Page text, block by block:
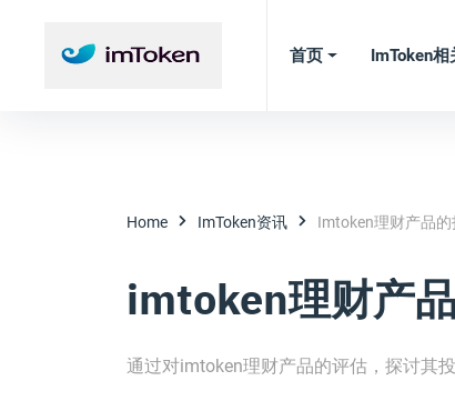
首页 ImToken相
Home ImToken资讯 Imtoken理财产品的
imtoken理财产
通过对imtoken理财产品的评估，探讨其